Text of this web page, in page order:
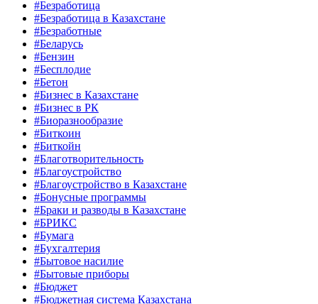
#Безработица
#Безработица в Казахстане
#Безработные
#Беларусь
#Бензин
#Бесплодие
#Бетон
#Бизнес в Казахстане
#Бизнес в РК
#Биоразнообразие
#Биткоин
#Биткойн
#Благотворительность
#Благоустройство
#Благоустройство в Казахстане
#Бонусные программы
#Браки и разводы в Казахстане
#БРИКС
#Бумага
#Бухгалтерия
#Бытовое насилие
#Бытовые приборы
#Бюджет
#Бюджетная система Казахстана